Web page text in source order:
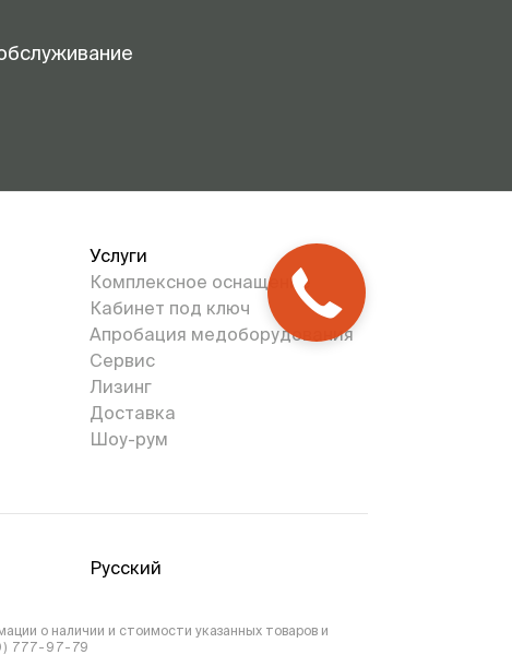
Услуги
Комплексное оснащение
Кабинет под ключ
Апробация медоборудования
Сервис
Лизинг
Доставка
Шоу-рум
Русский
о наличии и стоимости указанных товаров и
777-97-79